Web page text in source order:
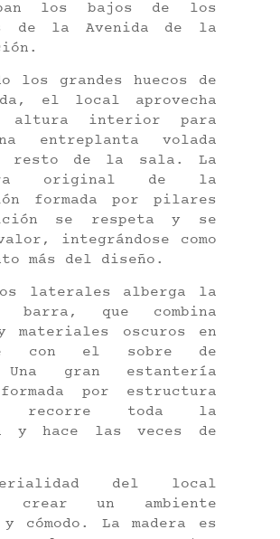
los bajos de los
de la Avenida de la
los grandes huecos de
el local aprovecha
altura interior para
entreplanta volada
resto de la sala. La
original de la
formada por pilares
se respeta y se
integrándose como
más del diseño.
laterales alberga la
barra, que combina
materiales oscuros en
con el sobre de
Una gran estantería
por estructura
recorre toda la
y hace las veces de
del local
crear un ambiente
cómodo. La madera es